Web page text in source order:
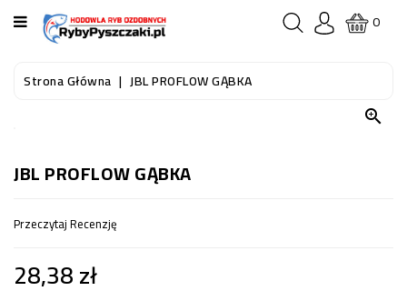
KATEGORIA
STRONA
AKWARIOWE
DO
WODNEGO
I
0
Strona Główna JBL PROFLOW GĄBKA

JBL PROFLOW GĄBKA
Przeczytaj Recenzję
28,38 zł